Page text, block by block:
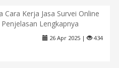
Cara Kerja Jasa Survei Online
Lengkapnya
26 Apr 2025 | 434